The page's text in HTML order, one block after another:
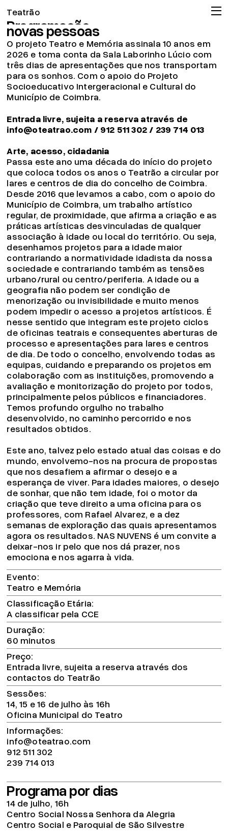
Teatrão
Programação
Companhia
Associação
Circulação
Projeto pedagógico
Arquivo
OMT
Apoios
Bilheteira
© 2026 Teatrão – Companhia de Teatro, Coimbra
19.04.26
Já pode consignar o seu IRS!
Ler mais
Nas Nuvens: sonhos de não tão
novas pessoas
O projeto Teatro e Memória assinala 10 anos em
2026 e toma conta da Sala Laborinho Lúcio com
três dias de apresentações que nos transportam
para os sonhos. Com o apoio do Projeto
Socioeducativo Intergeracional e Cultural do
Município de Coimbra.
Entrada livre, sujeita a reserva através de
info@oteatrao.com / 912 511 302 / 239 714 013
Arte, acesso, cidadania
Passa este ano uma década do início do projeto
que coloca todos os anos o Teatrão a circular por
lares e centros de dia do concelho de Coimbra.
Desde 2016 que levamos a cabo, com o apoio do
Município de Coimbra, um trabalho artístico
regular, de proximidade, que afirma a criação e as
práticas artísticas desvinculadas de qualquer
associação à idade ou local do território. Ou seja,
desenhamos projetos para a idade maior
contrariando a normatividade idadista da nossa
sociedade e contrariando também as tensões
urbano/rural ou centro/periferia. A idade ou a
geografia não podem ser condição de
menorização ou invisibilidade e muito menos
podem impedir o acesso a projetos artísticos. É
nesse sentido que integram este projeto ciclos
de oficinas teatrais e consequentes aberturas de
processo e apresentações para lares e centros
de dia. De todo o concelho, envolvendo todas as
equipas, cuidando e preparando os projetos em
colaboração com as instituições, promovendo a
avaliação e monitorização do projeto por todos,
principalmente pelos públicos e financiadores.
Temos profundo orgulho no trabalho
desenvolvido, no caminho percorrido e nos
resultados obtidos.
Este ano, talvez pelo estado atual das coisas e do
mundo, envolvemo-nos na procura de propostas
que nos desafiem a afirmar o desejo e a
esperança de viver. Para idades maiores, o desejo
de sonhar, que não tem idade, foi o motor da
criação que teve direito a uma oficina para os
professores, com Rafael Alvarez, e a dez
semanas de exploração das quais apresentamos
agora os resultados. NAS NUVENS é um convite a
deixar-nos ir pelo que nos dá prazer, nos
emociona e nos agarra à vida.
Evento
Teatro e Memória
Classificação Etária
A classificar pela CCE
Duração
60 minutos
Preço
Entrada livre, sujeita a reserva através dos
contactos do Teatrão
Sessões
14, 15 e 16 de julho às 16h
Oficina Municipal do Teatro
Informações
info@oteatrao.com
912 511 302
239 714 013
Programa por dias
14 de julho, 16h
Centro Social Nossa Senhora da Alegria
Centro Social e Paroquial de São Silvestre